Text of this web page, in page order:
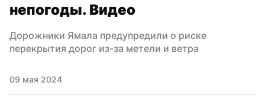
непогоды. Видео
Дорожники Ямала предупредили о риске
перекрытия дорог из-за метели и ветра
09 мая 2024